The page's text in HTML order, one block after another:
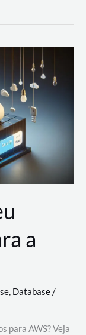
a
, Database/
para AWS? Veja